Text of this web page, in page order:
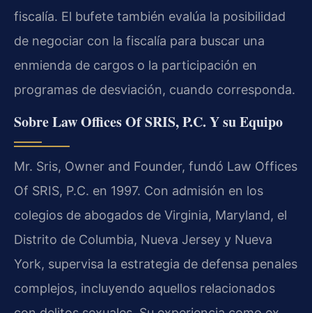
fiscalía. El bufete también evalúa la posibilidad
de negociar con la fiscalía para buscar una
enmienda de cargos o la participación en
programas de desviación, cuando corresponda.
Sobre Law Offices Of SRIS, P.C. Y su Equipo
Mr. Sris, Owner and Founder, fundó Law Offices
Of SRIS, P.C. en 1997. Con admisión en los
colegios de abogados de Virginia, Maryland, el
Distrito de Columbia, Nueva Jersey y Nueva
York, supervisa la estrategia de defensa penales
complejos, incluyendo aquellos relacionados